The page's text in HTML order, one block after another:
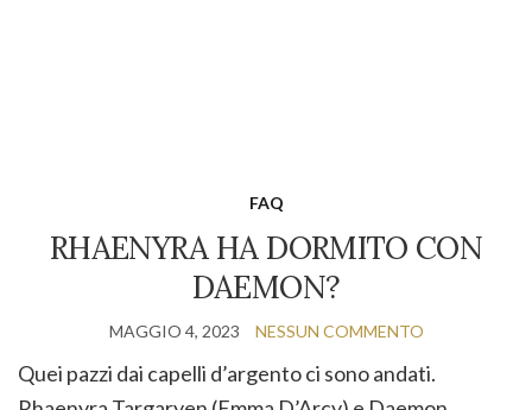
FAQ
RHAENYRA HA DORMITO CON
DAEMON?
MAGGIO 4, 2023 NESSUN COMMENTO
Quei pazzi dai capelli d’argento ci sono andati.